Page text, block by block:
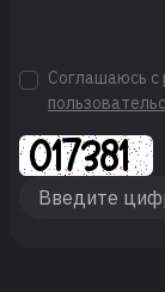
Соглашаюсь с